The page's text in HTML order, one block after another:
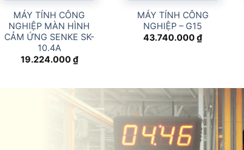
MÁY TÍNH CÔNG
NGHIỆP MÀN HÌNH
CẢM ỨNG SENKE SK-
10.4A
19.224.000₫
MÁY TÍNH CÔNG
NGHIỆP – G15
43.740.000₫